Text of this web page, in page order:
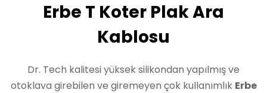
Erbe T Koter Plak Ara
Kablosu
Dr. Tech kalitesi yüksek silikondan yapılmış ve
otoklava girebilen ve giremeyen çok kullanımlık Erbe